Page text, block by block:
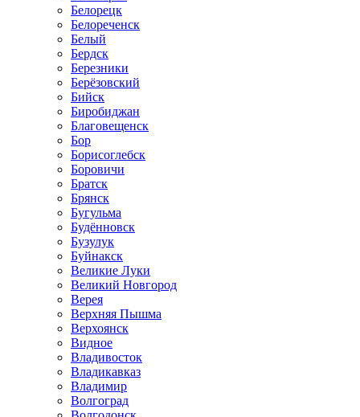
Белорецк
Белореченск
Белый
Бердск
Березники
Берёзовский
Бийск
Биробиджан
Благовещенск
Бор
Борисоглебск
Боровичи
Братск
Брянск
Бугульма
Будённовск
Бузулук
Буйнакск
Великие Луки
Великий Новгород
Верея
Верхняя Пышма
Верхоянск
Видное
Владивосток
Владикавказ
Владимир
Волгоград